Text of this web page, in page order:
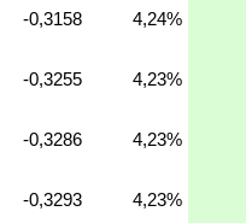
-0,3158 4,24%
-0,3255 4,23%
-0,3286 4,23%
-0,3293 4,23%